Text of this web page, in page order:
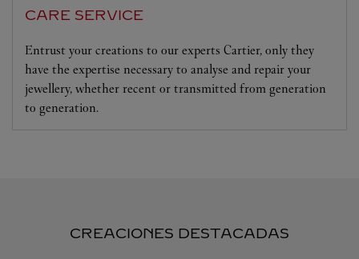
CARE SERVICE
Entrust your creations to our experts Cartier, only they
have the expertise necessary to analyse and repair your
jewellery, whether recent or transmitted from generation
to generation.
CREACIONES DESTACADAS